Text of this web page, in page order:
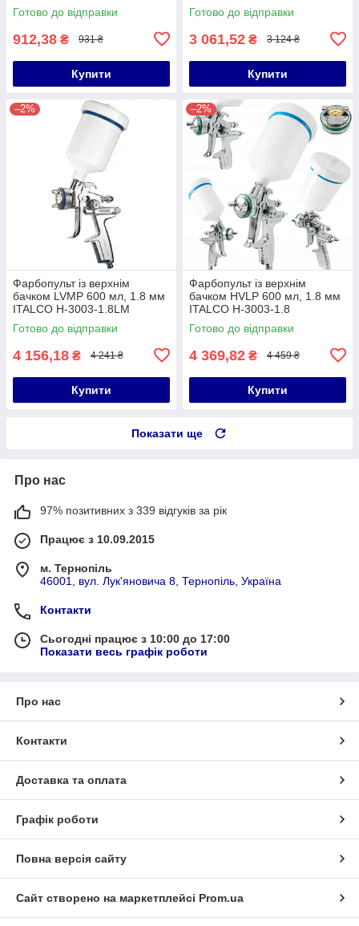
Готово до відправки
912,38 ₴ 931 ₴
Купити
Готово до відправки
3 061,52 ₴ 3 124 ₴
Купити
–2%
Фарбопульт із верхнім
бачком LVMP 600 мл, 1.8 мм
ITALCO H-3003-1.8LM
Готово до відправки
4 156,18 ₴ 4 241 ₴
Купити
–2%
Фарбопульт із верхнім
бачком HVLP 600 мл, 1.8 мм
ITALCO H-3003-1.8
Готово до відправки
4 369,82 ₴ 4 459 ₴
Купити
Показати ще
Про нас
97% позитивних з 339 відгуків за рік
Працює з 10.09.2015
м. Тернопіль
46001, вул. Лук'яновича 8, Тернопіль, Україна
Контакти
Сьогодні працює з 10:00 до 17:00
Показати весь графік роботи
Про нас
Контакти
Доставка та оплата
Графік роботи
Повна версія сайту
Сайт створено на маркетплейсі Prom.ua